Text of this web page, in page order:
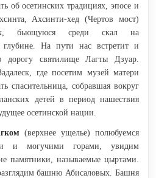
об осетинских традициях, эпосе и
Ахсинти-хед (Чертов мост)
бьющуюся среди скал на
глубине. На пути нас встретит и
дорогу святилище Лагты Дзуар.
где посетим музей матери
спасительница, собравшая вокруг
детей в период нашествия
осетинской нации.
(верхнее ущелье) полюбуемся
и могучими горами, увидим
памятники, называемые цыртами.
башню Абисаловых. Башня